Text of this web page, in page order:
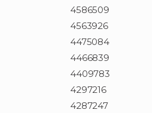
4586509
4563926
4475084
4466839
4409783
4297216
4287247